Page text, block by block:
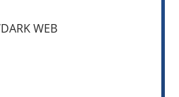
WEB